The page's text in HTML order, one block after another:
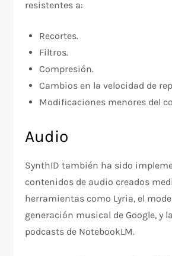
resistentes a:
Recortes.
Filtros.
Compresión.
Cambios en la velocidad de
Modificaciones menores del
Audio
SynthID también ha sido
contenidos de audio creados
herramientas como Lyria, el
generación musical de Google, y
podcasts de NotebookLM.